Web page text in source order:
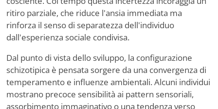
ritiro parziale, che riduce l'ansia immediata ma
rinforza il senso di separatezza dell'individuo
dall'esperienza sociale condivisa.
Dal punto di vista dello sviluppo, la configurazione
schizotipica è pensata sorgere da una convergenza di
temperamento e influenze ambientali. Alcuni individui
mostrano precoce sensibilità ai pattern sensoriali,
assorbimento immaginativo o una tendenza verso